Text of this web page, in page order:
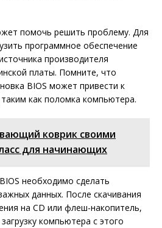
помочь решить проблему. Для
программное обеспечение
производителя
платы. Помните, что
BIOS может привести к
как поломка компьютера.
коврик своими
для начинающих
необходимо сделать
данных. После скачивания
на CD или флеш-накопитель,
компьютера с этого